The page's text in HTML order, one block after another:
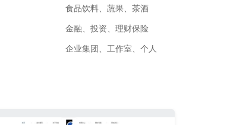
食品饮料、蔬果、茶酒
金融、投资、理财保险
企业集团、工作室、个人